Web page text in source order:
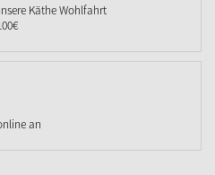
Käthe Wohlfahrt
an